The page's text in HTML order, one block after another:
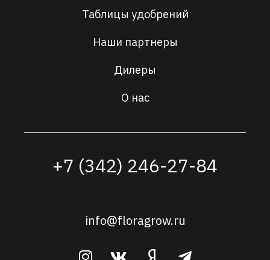
Таблицы удобрений
Наши партнеры
Дилеры
О нас
+7 (342) 246-27-84
info@floragrow.ru